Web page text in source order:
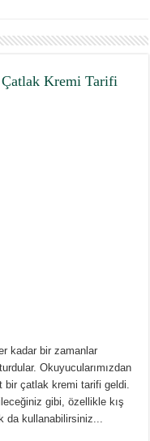
Kremi Tarifi
kadar bir zamanlar
Okuyucularımızdan
bir çatlak kremi tarifi geldi.
gibi, özellikle kış
da kullanabilirsiniz...